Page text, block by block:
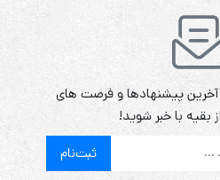
آخرین پیشنهادها و فرصت های
بقیه با خبر شوید!
ثبت‌نام